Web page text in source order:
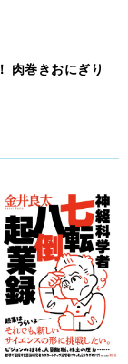
肉巻きおにぎり